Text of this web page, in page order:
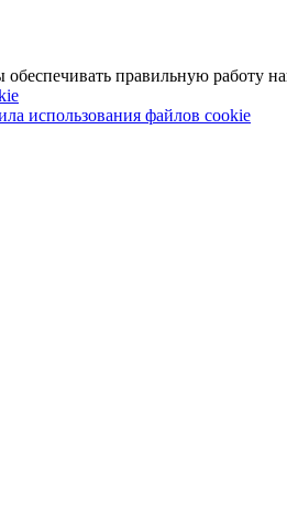
правильную работу
использования файлов cookie